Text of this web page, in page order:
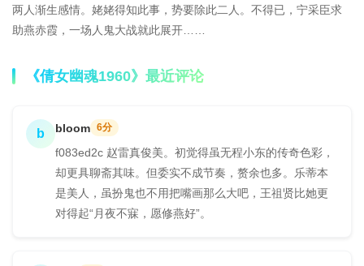
两人渐生感情。姥姥得知此事，势要除此二人。不得已，宁采臣求
助燕赤霞，一场人鬼大战就此展开……
《倩女幽魂1960》最近评论
b bloom 6分
f083ed2c 赵雷真俊美。初觉得虽无程小东的传奇色彩，
却更具聊斋其味。但委实不成节奏，赘余也多。乐蒂本
是美人，虽扮鬼也不用把嘴画那么大吧，王祖贤比她更
对得起“月夜不寐，愿修燕好”。